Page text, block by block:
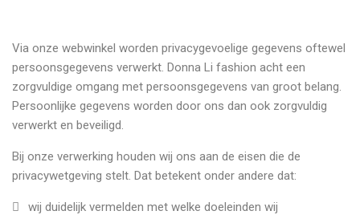
Via onze webwinkel worden privacygevoelige gegevens oftewel
persoonsgegevens verwerkt. Donna Li fashion acht een
zorgvuldige omgang met persoonsgegevens van groot belang.
Persoonlijke gegevens worden door ons dan ook zorgvuldig
verwerkt en beveiligd.
Bij onze verwerking houden wij ons aan de eisen die de
privacywetgeving stelt. Dat betekent onder andere dat:
wij duidelijk vermelden met welke doeleinden wij